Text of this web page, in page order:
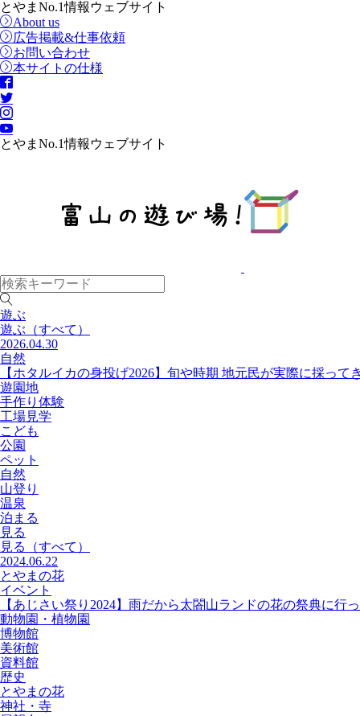
とやまNo.1情報ウェブサイト
About us
広告掲載&仕事依頼
お問い合わせ
本サイトの仕様
とやまNo.1情報ウェブサイト
遊ぶ
遊ぶ （すべて）
2026.04.30
自然
【ホタルイカの身投げ2026】旬や時期 地元民が実際に採って
遊園地
手作り体験
工場見学
こども
公園
ペット
自然
山登り
温泉
泊まる
見る
見る
（すべて）
2024.06.22
とやまの花
イベント
【あじさい祭り2024】雨だから太閤山ランドの花の祭典に行
動物園・植物園
博物館
美術館
資料館
歴史
とやまの花
神社・寺